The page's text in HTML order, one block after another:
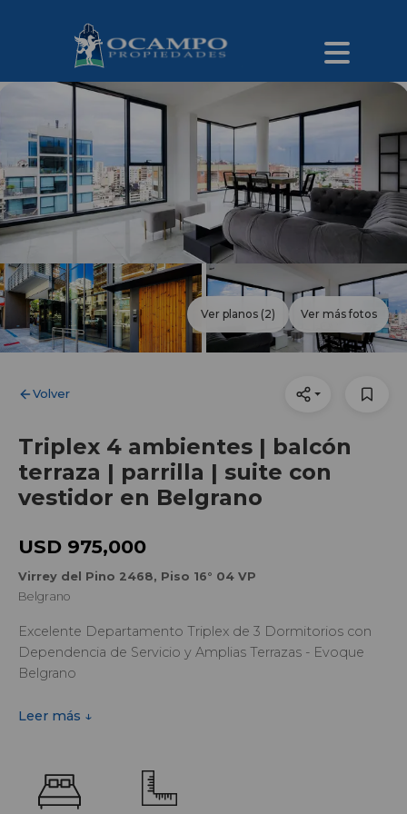
Volver
Triplex 4 ambientes | balcón
terraza | parrilla | suite con
vestidor en Belgrano
Ver planos (2) Ver más fotos
USD 975,000
Virrey del Pino 2468, Piso 16° 04 VP
Belgrano
Excelente Departamento Triplex de 3 Dormitorios con
Dependencia de Servicio y Amplias Terrazas - Evoque
Belgrano
primer nivel, un cómodo living comedor con acceso a
balcón terraza, toilette de recepción, y cocina con
Leer más ↓